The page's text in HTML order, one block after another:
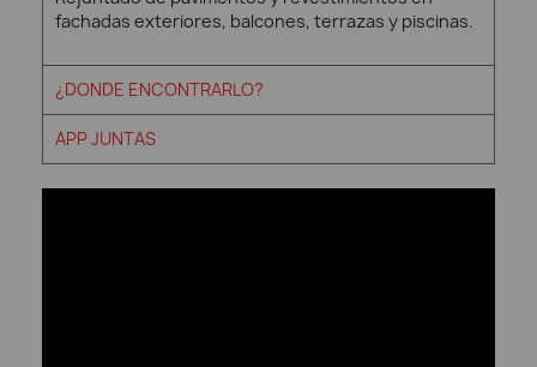
fachadas exteriores, balcones, terrazas y piscinas.
¿DONDE ENCONTRARLO?
APP JUNTAS